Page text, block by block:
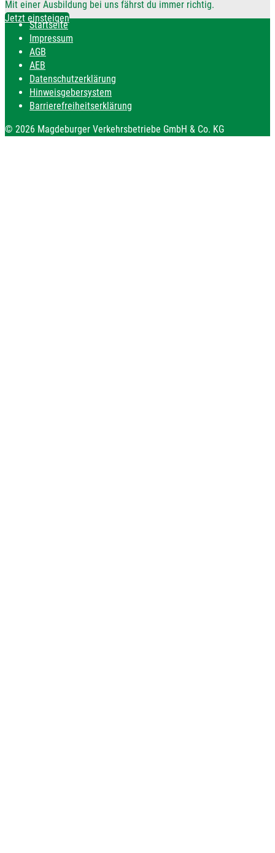
Mit einer Ausbildung bei uns fährst du immer richtig.
Jetzt einsteigen
Startseite
Impressum
AGB
AEB
Datenschutzerklärung
Hinweisgebersystem
Barrierefreiheitserklärung
© 2026 Magdeburger Verkehrsbetriebe GmbH & Co. KG